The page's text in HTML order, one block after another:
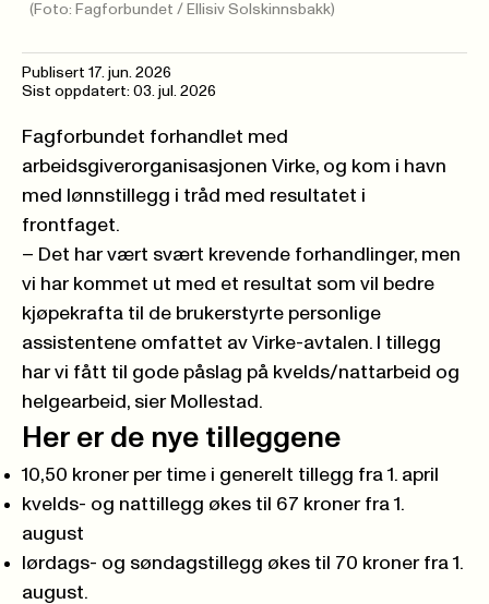
(Foto: Fagforbundet / Ellisiv Solskinnsbakk)
Publisert 17. jun. 2026
Sist oppdatert: 03. jul. 2026
Fagforbundet forhandlet med
arbeidsgiverorganisasjonen Virke, og kom i havn
med lønnstillegg i tråd med resultatet i
frontfaget.
– Det har vært svært krevende forhandlinger, men
vi har kommet ut med et resultat som vil bedre
kjøpekrafta til de brukerstyrte personlige
assistentene omfattet av Virke-avtalen. I tillegg
har vi fått til gode påslag på kvelds/nattarbeid og
helgearbeid, sier Mollestad.
Her er de nye tilleggene
10,50 kroner per time i generelt tillegg fra 1. april
kvelds- og nattillegg økes til 67 kroner fra 1.
august
lørdags- og søndagstillegg økes til 70 kroner fra 1.
august.